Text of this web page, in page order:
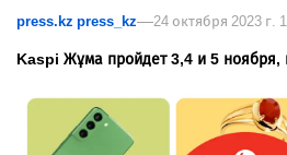
press.kz press_kz 24 октября 2023 г.
Kaspi Жұма пройдет 3,4 и 5 ноября,